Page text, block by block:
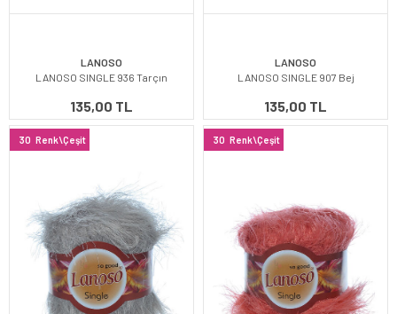
LANOSO
LANOSO SINGLE 936 Tarçın
135,00 TL
LANOSO
LANOSO SINGLE 907 Bej
135,00 TL
30 Renk\Çeşit 30 Renk\Çeşit